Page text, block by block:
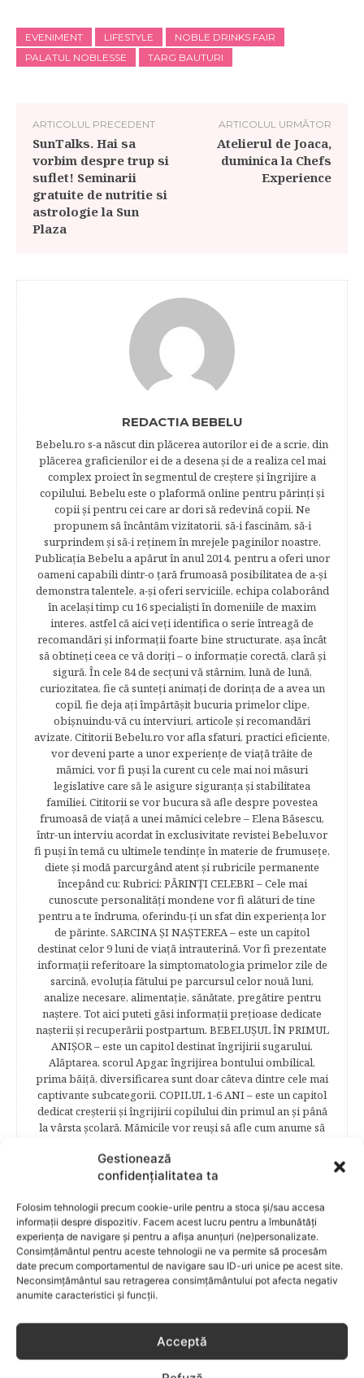
Gestionează
confidențialitatea ta
Folosim tehnologii precum cookie-urile pentru a stoca și/sau accesa
informații despre dispozitiv. Facem acest lucru pentru a îmbunătăți
experiența de navigare și pentru a afișa anunțuri (ne)personalizate.
Consimțământul pentru aceste tehnologii ne va permite să procesăm
date precum comportamentul de navigare sau ID-uri unice pe acest site.
Neconsimțământul sau retragerea consimțământului pot afecta negativ
anumite caracteristici și funcții.
Acceptă
EVENIMENT LIFESTYLE
NOBLE DRINKS FAIR
PALATUL NOBLESSE
TARG BAUTURI
ARTICOLUL PRECEDENT
SunTalks. Hai sa
vorbim despre trup si
suflet! Seminarii
gratuite de nutritie si
astrologie la Sun
Plaza
ARTICOLUL URMĂTOR
Atelierul de Joaca,
duminica la Chefs
Experience
REDACTIA BEBELU
Bebelu.ro s-a născut din plăcerea autorilor ei de a scrie, din
plăcerea graficienilor ei de a desena şi de a realiza cel mai
complex proiect în segmentul de creştere şi îngrijire a
copilului. Bebelu este o plaformă online pentru părinţi şi
copii şi pentru cei care ar dori să redevină copii. Ne
propunem să încântăm vizitatorii, să-i fascinăm, să-i
surprindem şi să-i reţinem în mrejele paginilor noastre.​
Publicația Bebelu a apărut în anul 2014, pentru a oferi unor
oameni capabili dintr-o ţară frumoasă posibilitatea de a-şi
demonstra talentele, a-şi oferi serviciile, echipa colaborând
în acelaşi timp cu 16 specialişti în domeniile de maxim
interes, astfel că aici veţi identifica o serie întreagă de
recomandări şi informaţii foarte bine structurate, aşa încât
să obtineţi ceea ce vă doriţi – o informaţie corectă, clară şi
sigură. În cele 84 de secțuni vă stârnim, lună de lună,
curiozitatea, fie că sunteţi animaţi de dorinţa de a avea un
copil, fie deja aţi împărtăşit bucuria primelor clipe,
obişnuindu-vă cu interviuri, articole şi recomandări
avizate. Cititorii Bebelu.ro vor afla sfaturi, practici eficiente,
vor deveni parte a unor experienţe de viaţă trăite de
mămici, vor fi puşi la curent cu cele mai noi măsuri
legislative care să le asigure siguranţa şi stabilitatea
familiei. Cititorii se vor bucura să afle despre povestea
frumoasă de viață a unei mămici celebre – Elena Băsescu,
într-un interviu acordat în exclusivitate revistei Bebelu,vor
fi puşi în temă cu ultimele tendinţe în materie de frumuseţe,
diete şi modă parcurgând atent şi rubricile permanente
începând cu: Rubrici: PĂRINŢI CELEBRI – Cele mai
cunoscute personalităţi mondene vor fi alături de tine
pentru a te îndruma, oferindu-ţi un sfat din experienţa lor
de părinte. SARCINA ŞI NAŞTEREA – este un capitol
destinat celor 9 luni de viaţă intrauterină. Vor fi prezentate
informaţii referitoare la simptomatologia primelor zile de
sarcină, evoluţia fătului pe parcursul celor nouă luni,
analize necesare, alimentaţie, sănătate, pregătire pentru
naştere. Tot aici puteti găsi informaţii preţioase dedicate
naşterii şi recuperării postpartum. BEBELUŞUL ÎN PRIMUL
ANIŞOR – este un capitol destinat îngrijirii sugarului.
Alăptarea, scorul Apgar, îngrijirea bontului ombilical,
prima băiţă, diversificarea sunt doar câteva dintre cele mai
captivante subcategorii. COPILUL 1-6 ANI – este un capitol
dedicat creşterii şi îngrijirii copilului din primul an şi până
la vârsta şcolară. Mămicile vor reuşi să afle cum anume să
încât să crească perfect sănătos. EDUCAŢIE – este un capitol
captivant în care poţi afla cum să îţi educi copilul în aşa fel
este un capitol destinat vieţii de familie ce conţine o serie
întreagă de sfaturi eficiente. COPII TALENTAŢI – este un
capitol fascinant dedicat copiilor valoroși ai țării. ÎNVAŢĂ
SĂ PREVII! –sunt prezentate soluţii de prevenire a
anumitor probleme de sănătate ce pot afecta atât viaţa
copiilor, cât şi pe cea a părinţilor.
RELATED POSTS